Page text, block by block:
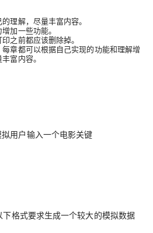
理解，尽量丰富内容。
加一些功能。
之前都应该删除掉。
章都可以根据自己实现的功能和理解增
富内容。
用户输入一个电影关键
格式要求生成一个较大的模拟数据